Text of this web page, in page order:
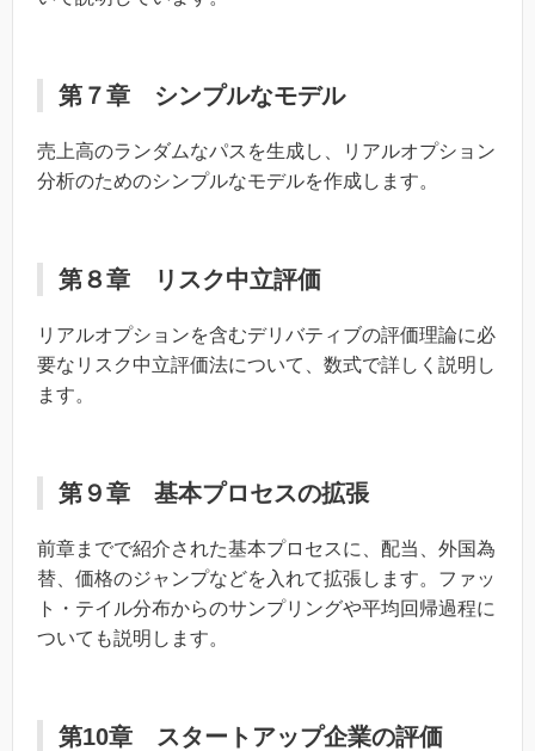
第７章 シンプルなモデル
売上高のランダムなパスを生成し、リアルオプション
分析のためのシンプルなモデルを作成します。
第８章 リスク中立評価
リアルオプションを含むデリバティブの評価理論に必
要なリスク中立評価法について、数式で詳しく説明し
ます。
第９章 基本プロセスの拡張
前章までで紹介された基本プロセスに、配当、外国為
替、価格のジャンプなどを入れて拡張します。ファッ
ト・テイル分布からのサンプリングや平均回帰過程に
ついても説明します。
第10章 スタートアップ企業の評価